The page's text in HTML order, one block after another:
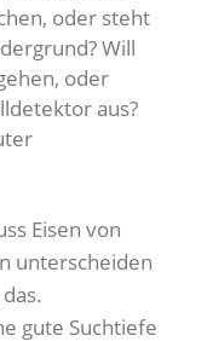
oder steht
Will
oder
aus?
Eisen von
unterscheiden
gute Suchtiefe